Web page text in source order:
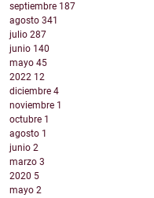
septiembre 187
agosto 341
julio 287
junio 140
mayo 45
2022 12
diciembre 4
noviembre 1
octubre 1
agosto 1
junio 2
marzo 3
2020 5
mayo 2